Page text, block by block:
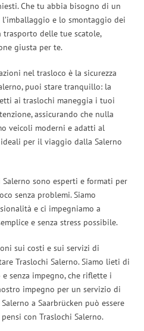
Che tu abbia bisogno di un
e lo smontaggio dei
delle tue scatole,
giusta per te.
nel trasloco è la sicurezza
puoi stare tranquillo: la
ai traslochi maneggia i tuoi
assicurando che nulla
veicoli moderni e adatti al
per il viaggio dalla Salerno
sono esperti e formati per
senza problemi. Siamo
e ci impegniamo a
e senza stress possibile.
sui costi e sui servizi di
Traslochi Salerno. Siamo lieti di
senza impegno, che riflette i
impegno per un servizio di
a Saarbrücken può essere
con Traslochi Salerno.